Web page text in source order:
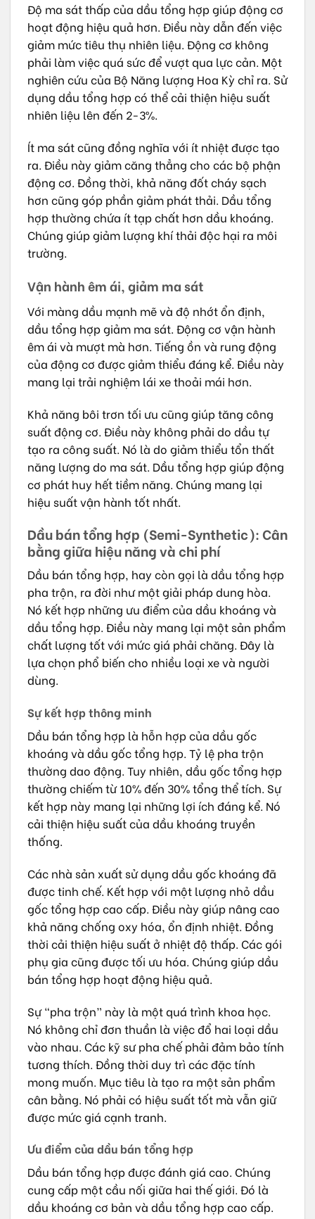
Độ ma sát thấp của dầu tổng hợp giúp động cơ
hoạt động hiệu quả hơn. Điều này dẫn đến việc
giảm mức tiêu thụ nhiên liệu. Động cơ không
phải làm việc quá sức để vượt qua lực cản. Một
nghiên cứu của Bộ Năng lượng Hoa Kỳ chỉ ra. Sử
dụng dầu tổng hợp có thể cải thiện hiệu suất
nhiên liệu lên đến 2-3%.
Ít ma sát cũng đồng nghĩa với ít nhiệt được tạo
ra. Điều này giảm căng thẳng cho các bộ phận
động cơ. Đồng thời, khả năng đốt cháy sạch
hơn cũng góp phần giảm phát thải. Dầu tổng
hợp thường chứa ít tạp chất hơn dầu khoáng.
Chúng giúp giảm lượng khí thải độc hại ra môi
trường.
Vận hành êm ái, giảm ma sát
Với màng dầu mạnh mẽ và độ nhớt ổn định,
dầu tổng hợp giảm ma sát. Động cơ vận hành
êm ái và mượt mà hơn. Tiếng ồn và rung động
của động cơ được giảm thiểu đáng kể. Điều này
mang lại trải nghiệm lái xe thoải mái hơn.
Khả năng bôi trơn tối ưu cũng giúp tăng công
suất động cơ. Điều này không phải do dầu tự
tạo ra công suất. Nó là do giảm thiểu tổn thất
năng lượng do ma sát. Dầu tổng hợp giúp động
cơ phát huy hết tiềm năng. Chúng mang lại
hiệu suất vận hành tốt nhất.
Dầu bán tổng hợp (Semi-Synthetic): Cân
bằng giữa hiệu năng và chi phí
Dầu bán tổng hợp, hay còn gọi là dầu tổng hợp
pha trộn, ra đời như một giải pháp dung hòa.
Nó kết hợp những ưu điểm của dầu khoáng và
dầu tổng hợp. Điều này mang lại một sản phẩm
chất lượng tốt với mức giá phải chăng. Đây là
lựa chọn phổ biến cho nhiều loại xe và người
dùng.
Sự kết hợp thông minh
Dầu bán tổng hợp là hỗn hợp của dầu gốc
khoáng và dầu gốc tổng hợp. Tỷ lệ pha trộn
thường dao động. Tuy nhiên, dầu gốc tổng hợp
thường chiếm từ 10% đến 30% tổng thể tích. Sự
kết hợp này mang lại những lợi ích đáng kể. Nó
cải thiện hiệu suất của dầu khoáng truyền
thống.
Các nhà sản xuất sử dụng dầu gốc khoáng đã
được tinh chế. Kết hợp với một lượng nhỏ dầu
gốc tổng hợp cao cấp. Điều này giúp nâng cao
khả năng chống oxy hóa, ổn định nhiệt. Đồng
thời cải thiện hiệu suất ở nhiệt độ thấp. Các gói
phụ gia cũng được tối ưu hóa. Chúng giúp dầu
bán tổng hợp hoạt động hiệu quả.
Sự “pha trộn” này là một quá trình khoa học.
Nó không chỉ đơn thuần là việc đổ hai loại dầu
vào nhau. Các kỹ sư pha chế phải đảm bảo tính
tương thích. Đồng thời duy trì các đặc tính
mong muốn. Mục tiêu là tạo ra một sản phẩm
cân bằng. Nó phải có hiệu suất tốt mà vẫn giữ
được mức giá cạnh tranh.
Ưu điểm của dầu bán tổng hợp
Dầu bán tổng hợp được đánh giá cao. Chúng
cung cấp một cầu nối giữa hai thế giới. Đó là
dầu khoáng cơ bản và dầu tổng hợp cao cấp.